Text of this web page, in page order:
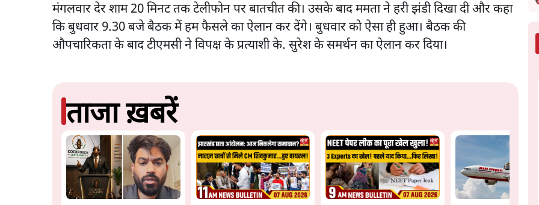
मंगलवार देर शाम 20 मिनट तक टेलीफोन पर बातचीत की। उसके बाद ममता ने हरी झंडी दिखा दी और कहा
कि बुधवार 9.30 बजे बैठक में हम फैसले का ऐलान कर देंगे। बुधवार को ऐसा ही हुआ। बैठक की
औपचारिकता के बाद टीएमसी ने विपक्ष के प्रत्याशी के. सुरेश के समर्थन का ऐलान कर दिया।
ताजा ख़बरें